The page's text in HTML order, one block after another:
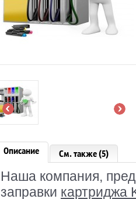
Описание См. также (5)
Наша компания,
заправки картриджа